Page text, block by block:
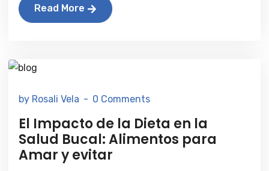
Read More
by Rosali Vela 0 Comments
El Impacto de la Dieta en la
Salud Bucal: Alimentos para
Amar y evitar